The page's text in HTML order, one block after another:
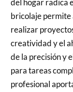
del hogar radica
bricolaje permite
realizar
creatividad y el
de la precisión y
para tareas
profesional